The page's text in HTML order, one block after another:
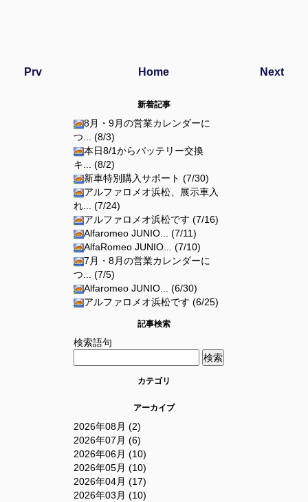
新着記事
8月・9月の営業カレンダーに
つ... (8/3)
本日8/1からバッテリー交換
キ... (8/2)
新車特別購入サポート (7/30)
アルファロメオ浜松、展示車入
れ... (7/24)
アルファロメオ浜松です (7/16)
Alfaromeo JUNIO... (7/11)
AlfaRomeo JUNIO... (7/10)
7月・8月の営業カレンダーに
つ... (7/5)
Alfaromeo JUNIO... (6/30)
アルファロメオ浜松です (6/25)
記事検索
検索語句
カテゴリ
アーカイブ
2026年08月 (2)
2026年07月 (6)
2026年06月 (10)
2026年05月 (10)
2026年04月 (17)
2026年03月 (10)
Prv Next
Home